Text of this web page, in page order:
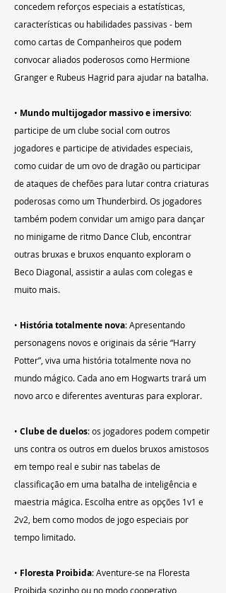
concedem reforços especiais a estatísticas,
características ou habilidades passivas - bem
como cartas de Companheiros que podem
convocar aliados poderosos como Hermione
Granger e Rubeus Hagrid para ajudar na batalha.
• Mundo multijogador massivo e imersivo:
participe de um clube social com outros
jogadores e participe de atividades especiais,
como cuidar de um ovo de dragão ou participar
de ataques de chefões para lutar contra criaturas
poderosas como um Thunderbird. Os jogadores
também podem convidar um amigo para dançar
no minigame de ritmo Dance Club, encontrar
outras bruxas e bruxos enquanto exploram o
Beco Diagonal, assistir a aulas com colegas e
muito mais.
• História totalmente nova: Apresentando
personagens novos e originais da série “Harry
Potter”, viva uma história totalmente nova no
mundo mágico. Cada ano em Hogwarts trará um
novo arco e diferentes aventuras para explorar.
• Clube de duelos: os jogadores podem competir
uns contra os outros em duelos bruxos amistosos
em tempo real e subir nas tabelas de
classificação em uma batalha de inteligência e
maestria mágica. Escolha entre as opções 1v1 e
2v2, bem como modos de jogo especiais por
tempo limitado.
• Floresta Proibida: Aventure-se na Floresta
Proibida sozinho ou no modo cooperativo